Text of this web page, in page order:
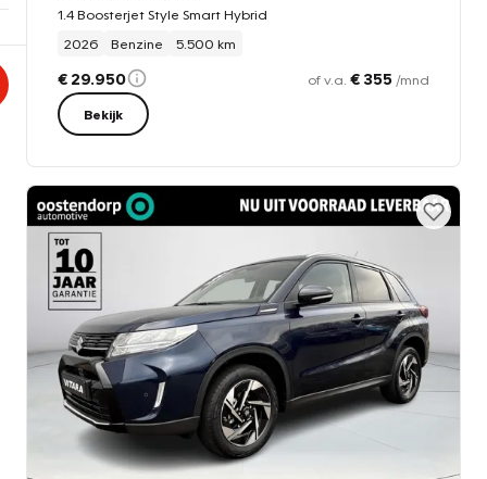
1.4 Boosterjet Style Smart Hybrid
2026
Benzine 5.500 km
€ 29.950 of v.a. € 355 /mnd
Bekijk